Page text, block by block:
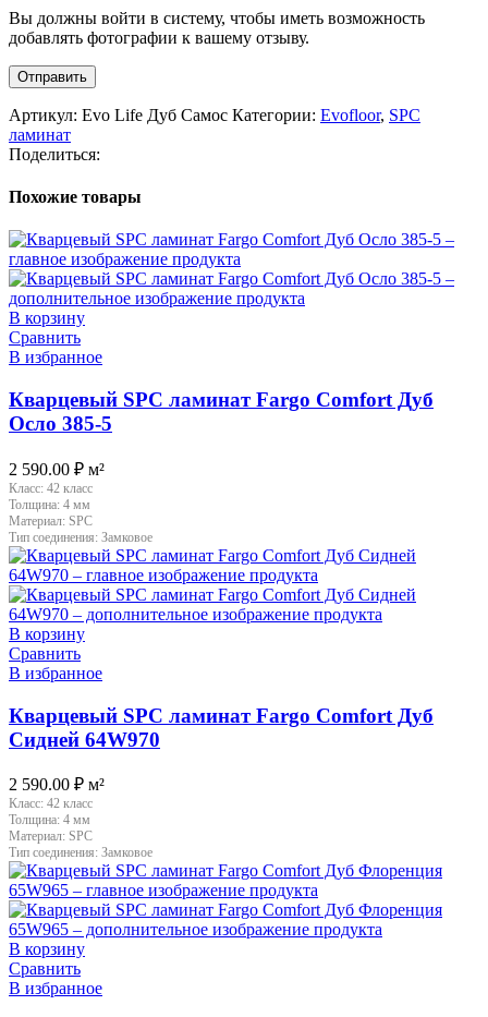
Вы должны войти в систему, чтобы иметь возможность
добавлять фотографии к вашему отзыву.
Артикул: Evo Life Дуб Самос Категории: Evofloor, SPC
ламинат
Поделиться:
Похожие товары
В корзину
Сравнить
В избранное
Кварцевый SPC ламинат Fargo Comfort Дуб
Осло 385-5
2 590.00 ₽ м²
Класс: 42 класс
Толщина: 4 мм
Материал: SPC
Тип соединения: Замковое
В корзину
Сравнить
В избранное
Кварцевый SPC ламинат Fargo Comfort Дуб
Сидней 64W970
2 590.00 ₽ м²
Класс: 42 класс
Толщина: 4 мм
Материал: SPC
Тип соединения: Замковое
В корзину
Сравнить
В избранное